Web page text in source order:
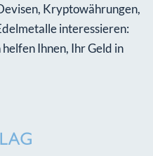
Kryptowährungen,
interessieren:
Ihnen, Ihr Geld in